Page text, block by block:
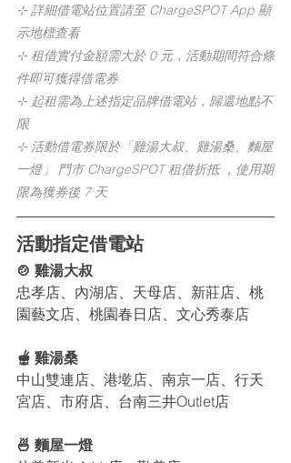
⊹ 詳細借電站位置請至 ChargeSPOT App 顯
示地標查看
⊹ 租借實付金額需大於 0 元，活動期間符合條
件即可獲得借電券
⊹ 起租需為上述指定品牌借電站，歸還地點不
限
⊹ 活動借電券限於「雞湯大叔、雞湯桑、麵屋
一燈」 門市 ChargeSPOT 租借折抵 ，使用期
限為獲券後 7 天
活動指定借電站
🍲 雞湯大叔
忠孝店、內湖店、天母店、新莊店、桃
園藝文店、桃園春日店、文心秀泰店
🫕 雞湯桑
中山雙連店、港墘店、南京一店、行天
宮店、市府店、台南三井Outlet店
🍜 麵屋一燈